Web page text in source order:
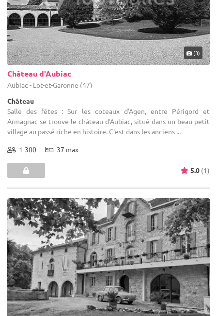
(3)
Château d'Aubiac
Aubiac - Lot-et-Garonne (47)
Château
Salle des fêtes : Sur les coteaux d'Agen, entre Périgord et
Armagnac se trouve le château d'Aubiac, situé dans un beau petit
village au passé riche en histoire. C'est dans les anciens ...
1-300 37 max
5.0 (1)